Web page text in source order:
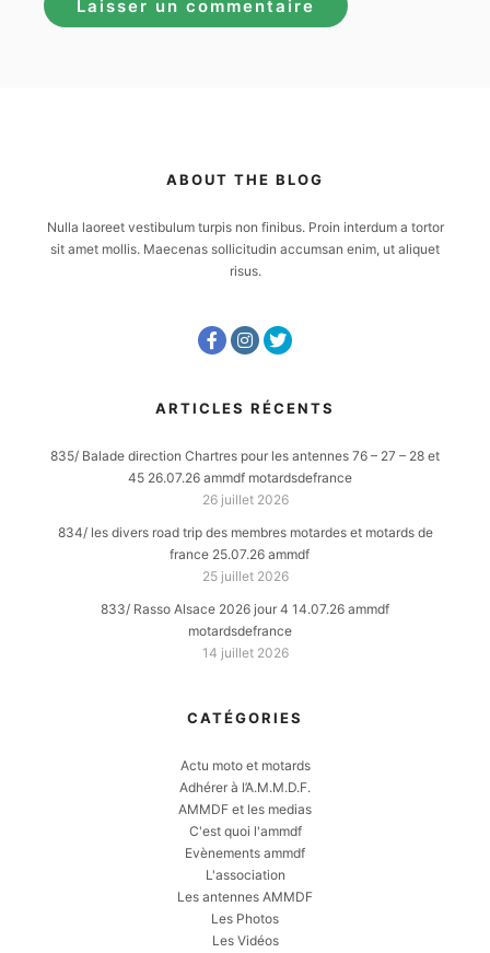
ABOUT THE BLOG
Nulla laoreet vestibulum turpis non finibus. Proin interdum a tortor
sit amet mollis. Maecenas sollicitudin accumsan enim, ut aliquet
risus.
ARTICLES RÉCENTS
835/ Balade direction Chartres pour les antennes 76 – 27 – 28 et
45 26.07.26 ammdf motardsdefrance
26 juillet 2026
834/ les divers road trip des membres motardes et motards de
france 25.07.26 ammdf
25 juillet 2026
833/ Rasso Alsace 2026 jour 4 14.07.26 ammdf
motardsdefrance
14 juillet 2026
CATÉGORIES
Actu moto et motards
Adhérer à l’A.M.M.D.F.
AMMDF et les medias
C'est quoi l'ammdf
Evènements ammdf
L'association
Les antennes AMMDF
Les Photos
Les Vidéos